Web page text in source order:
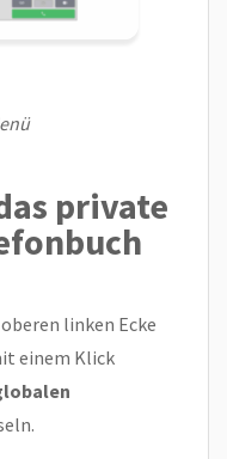
private
linken Ecke
einem Klick